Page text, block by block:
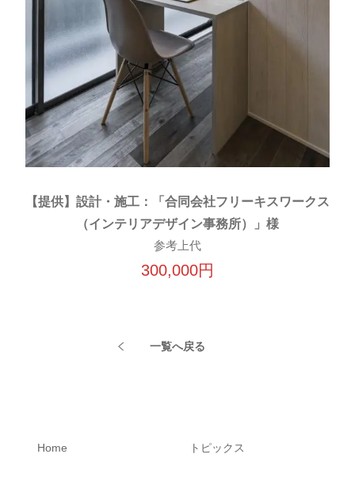
【提供】設計・施工：「合同会社フリーキスワークス
（インテリアデザイン事務所）」様
参考上代
300,000円
一覧へ戻る
Home トピックス